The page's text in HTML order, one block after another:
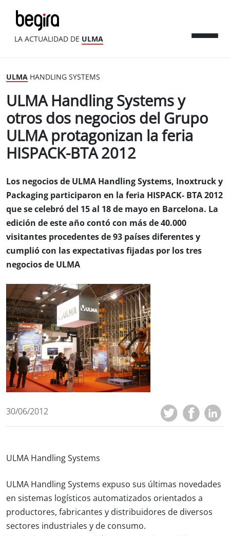
LA ACTUALIDAD DE ULMA
ULMA HANDLING SYSTEMS
ULMA Handling Systems y
otros dos negocios del Grupo
ULMA protagonizan la feria
HISPACK-BTA 2012
Los negocios de ULMA Handling Systems, Inoxtruck y
Packaging participaron en la feria HISPACK- BTA 2012
que se celebró del 15 al 18 de mayo en Barcelona. La
edición de este año contó con más de 40.000
visitantes procedentes de 93 países diferentes y
cumplió con las expectativas fijadas por los tres
negocios de ULMA
30/06/2012
ULMA Handling Systems
ULMA Handling Systems expuso sus últimas novedades
en sistemas logísticos automatizados orientados a
productores, fabricantes y distribuidores de diversos
sectores industriales y de consumo.